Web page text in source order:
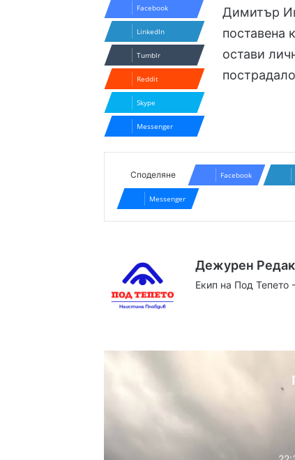
Димитър
поставена
остави
Facebook
LinkedIn
Tumblr
Reddit
Skype
Messenger
Споделяне Facebook
Messenger
Дежурен
Екип на Под Тепето